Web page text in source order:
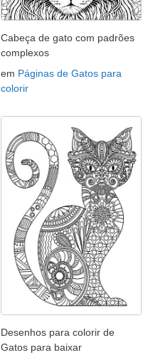
Cabeça de gato com padrões
complexos
em Páginas de Gatos para
colorir
Desenhos para colorir de
Gatos para baixar